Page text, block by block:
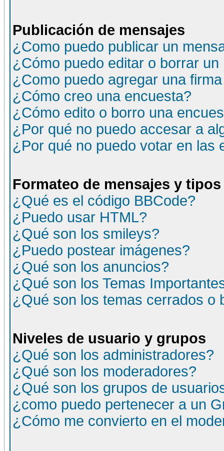
Publicación de mensajes
¿Como puedo publicar un
¿Cómo puedo editar o borrar un
¿Como puedo agregar una
¿Cómo creo una encuesta?
¿Cómo edito o borro una
¿Por qué no puedo accesar a
¿Por qué no puedo votar en las
Formateo de mensajes y
¿Qué es el código BBCode?
¿Puedo usar HTML?
¿Qué son los smileys?
¿Puedo postear imágenes?
¿Qué son los anuncios?
¿Qué son los Temas
¿Qué son los temas cerrados o
Niveles de usuario y grupos
¿Qué son los administradores?
¿Qué son los moderadores?
¿Qué son los grupos de
¿como puedo pertenecer a un
¿Cómo me convierto en el